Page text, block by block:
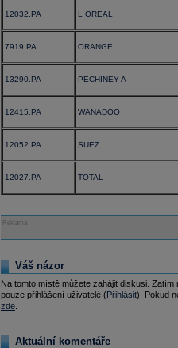
12032.PA L OREAL
7919.PA ORANGE
13290.PA PECHINEY A
12415.PA WANADOO
12052.PA SUEZ
12027.PA TOTAL
Reklama
Váš názor
Na tomto místě můžete zahájit diskusi.
pouze přihlášení uživatelé (Přihlásit). Pokud
zde
Aktuální komentáře